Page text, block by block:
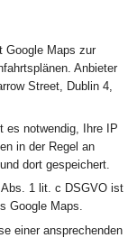
Google Maps zur
Anbieter
Street, Dublin 4,
es notwendig, Ihre IP
in der Regel an
dort gespeichert.
Abs. 1 lit. c DSGVO ist
Google Maps.
einer ansprechenden